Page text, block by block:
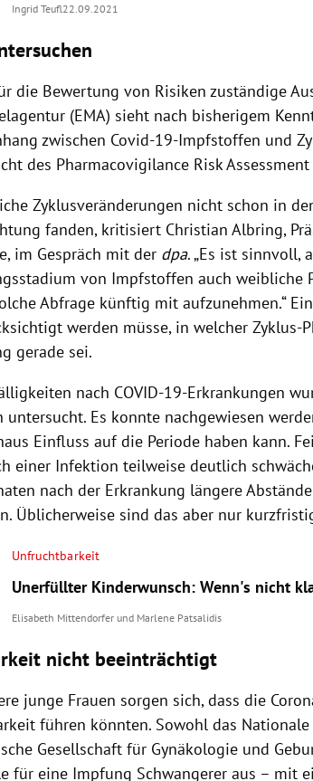
Ingrid Teufl22.09.2021
die Bewertung von Risiken zuständige
(EMA) sieht nach bisherigem
zwischen Covid-19-Impfstoffen und
des Pharmacovigilance Risk Assessment
Zyklusveränderungen nicht schon in
fanden, kritisiert Christian Albring,
im Gespräch mit der dpa. „Es ist sinnvoll,
von Impfstoffen auch weibliche
Abfrage künftig mit aufzunehmen.“
werden müsse, in welcher Zyklus-
gerade sei.
nach COVID-19-Erkrankungen
untersucht. Es konnte nachgewiesen
Einfluss auf die Periode haben kann.
einer Infektion teilweise deutlich
nach der Erkrankung längere
Üblicherweise sind das aber nur
Unfruchtbarkeit
Unerfüllter Kinderwunsch: Wenn's nicht
Elisabeth Mittendorfer und Marlene Patsalidis
nicht beeinträchtigt
junge Frauen sorgen sich, dass die
führen könnten. Sowohl das
Gesellschaft für Gynäkologie und
für eine Impfung Schwangerer aus – mit